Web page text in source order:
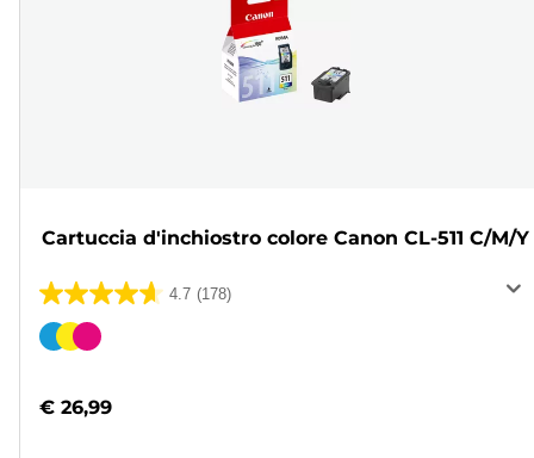
Cartuccia d'inchiostro colore Canon CL-511 C/M/Y
4.7 (178)
4.7
su
178
Cartuccia
€ 26,99